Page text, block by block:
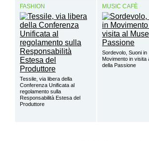
FASHION
Tessile, via libera della
Conferenza Unificata al
regolamento sulla
Responsabilità Estesa del
Produttore
MUSIC CAFÈ
Sordevolo, Suoni in
Movimento in visita
della Passione